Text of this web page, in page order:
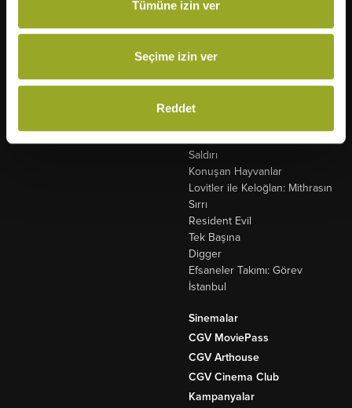
Tümüne izin ver
Seçime izin ver
Reddet
Atatürk: Zaferin Şafağı
Dolly
Sadece Bir Gece
Tad'in Sihirli Lambası
Saldırı
Konuşan Hayvanlar
Lovitler ile Keloğlan: Mithrasın
Sırrı
Resident Evil
Tek Başına
Digger
Efsaneler Takımı: Görev
İstanbul
Sinemalar
CGV MoviePass
CGV Arthouse
CGV Cinema Club
Kampanyalar